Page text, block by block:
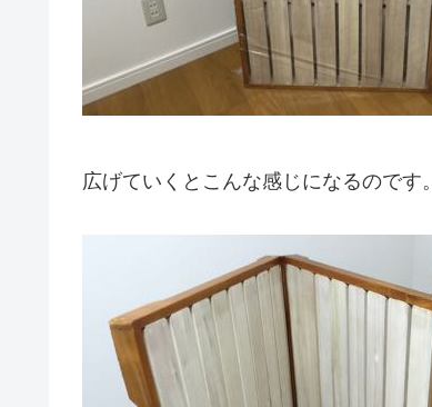
広げていくとこんな感じになるのです。